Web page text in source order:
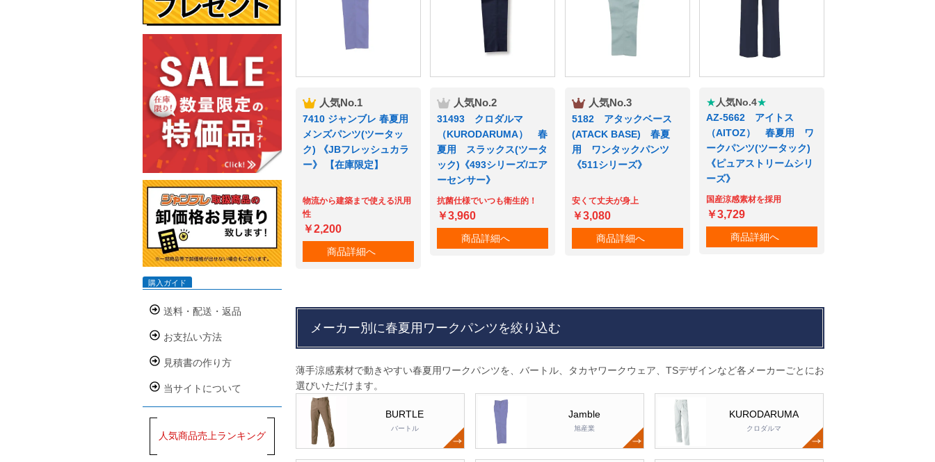
人気No.1
7410 ジャンブレ 春夏用
メンズパンツ(ツータッ
ク) 《JBフレッシュカラ
ー》 【在庫限定】
物流から建築まで使える汎用
性
￥2,200
商品詳細へ
人気No.2
31493 クロダルマ
（KURODARUMA） 春
夏用 スラックス(ツータ
ック)《493シリーズ/エア
ーセンサー》
抗菌仕様でいつも衛生的！
￥3,960
商品詳細へ
人気No.3
5182 アタックベース
(ATACK BASE) 春夏
用 ワンタックパンツ
《511シリーズ》
安くて丈夫が身上
￥3,080
商品詳細へ
★人気No.4★
AZ-5662 アイトス
（AITOZ） 春夏用 ワ
ークパンツ(ツータック)
《ピュアストリームシリ
ーズ》
国産涼感素材を採用
￥3,729
商品詳細へ
メーカー別に春夏用ワークパンツを絞り込む
薄手涼感素材で動きやすい春夏用ワークパンツを、バートル、タカヤワークウェア、TSデザインなど各メーカーごとにお
選びいただけます。
BURTLE
バートル
Jamble
旭産業
KURODARUMA
クロダルマ
購入ガイド
送料・配送・返品
お支払い方法
見積書の作り方
当サイトについて
人気商品売上ランキング